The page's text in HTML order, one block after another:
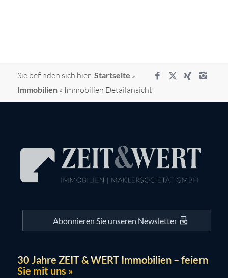
Sie befinden sich hier: Startseite »
Immobilien» Immobilien Detailansicht
Abonnieren Sie unseren Newsletter
30 Jahre ZEIT & WERT Immobilien – feiern
Sie mit uns »